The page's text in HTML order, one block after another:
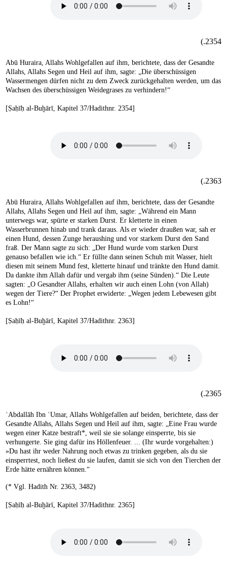
2354.)
Abū Huraira, Allahs Wohlgefallen auf ihm, berichtete, dass der Gesandte
Allahs, Allahs Segen und Heil auf ihm, sagte: „Die überschüssigen
Wassermengen dürfen nicht zu dem Zweck zurückgehalten werden, um das
Wachsen des überschüssigen Weidegrases zu verhindern!“
[Ṣaḥīḥ al-Buḫārī, Kapitel 37/Hadithnr. 2354]
2363.)
Abū Huraira, Allahs Wohlgefallen auf ihm, berichtete, dass der Gesandte
Allahs, Allahs Segen und Heil auf ihm, sagte: „Während ein Mann
unterwegs war, spürte er starken Durst. Er kletterte in einen
Wasserbrunnen hinab und trank daraus. Als er wieder draußen war, sah er
einen Hund, dessen Zunge heraushing und vor starkem Durst den Sand
fraß. Der Mann sagte zu sich: „Der Hund wurde vom starken Durst
genauso befallen wie ich.“ Er füllte dann seinen Schuh mit Wasser, hielt
diesen mit seinem Mund fest, kletterte hinauf und tränkte den Hund damit.
Da dankte ihm Allah dafür und vergab ihm (seine Sünden).“ Die Leute
sagten: „O Gesandter Allahs, erhalten wir auch einen Lohn (von Allah)
wegen der Tiere?“ Der Prophet erwiderte: „Wegen jedem Lebewesen gibt
es Lohn!“
[Ṣaḥīḥ al-Buḫārī, Kapitel 37/Hadithnr. 2363]
2365.)
ʿAbdallāh Ibn ʿUmar, Allahs Wohlgefallen auf beiden, berichtete, dass der
Gesandte Allahs, Allahs Segen und Heil auf ihm, sagte: „Eine Frau wurde
wegen einer Katze bestraft*, weil sie sie solange einsperrte, bis sie
verhungerte. Sie ging dafür ins Höllenfeuer. ... (Ihr wurde vorgehalten:)
»Du hast ihr weder Nahrung noch etwas zu trinken gegeben, als du sie
einsperrtest, noch ließest du sie laufen, damit sie sich von den Tierchen der
Erde hätte ernähren können.“
(* Vgl. Hadith Nr. 2363, 3482)
[Ṣaḥīḥ al-Buḫārī, Kapitel 37/Hadithnr. 2365]